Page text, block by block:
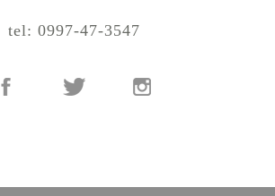
tel: 0997-47-3547